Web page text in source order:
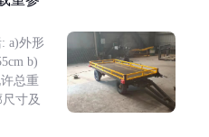
a)外形
b)
总重
寸及